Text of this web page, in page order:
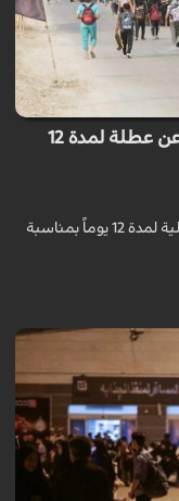
العراق..محافظة كربلاء المقدسة تعلن عن عطلة لمدة 12
أعلنت محافظة كربلاء المقدسة، عن عطلة محلية لمدة 12 يوماً بمناسبة